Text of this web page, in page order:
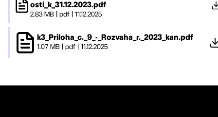
osti_k_31.12.2023.pdf
2.83 MB |pdf |11.12.2025
k3_Priloha_c._9_-_Rozvaha_r._2023_kan.pdf
1.07 MB pdf 11.12.2025